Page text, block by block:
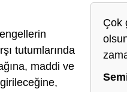
tutumlarında
maddi ve
Çok